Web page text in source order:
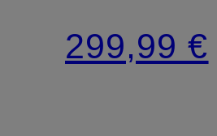
mit
299,99 €